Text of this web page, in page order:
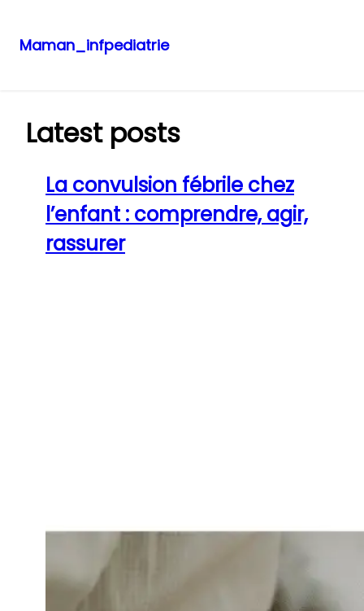
Maman_infpediatrie
Latest posts
La convulsion fébrile chez
l’enfant : comprendre, agir,
rassurer